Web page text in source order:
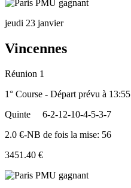
jeudi 23 janvier
Vincennes
Réunion 1
1° Course - Départ prévu à 13:55
Quinte
6-2-12-10-4-5-3-7
2.0 €-NB de fois la mise: 56
3451.40 €